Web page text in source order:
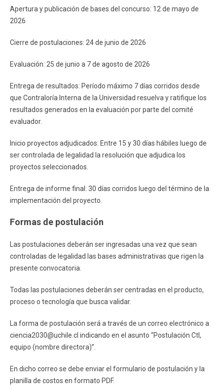
Apertura y publicación de bases del concurso: 12 de mayo de
2026
Cierre de postulaciones: 24 de junio de 2026
Evaluación: 25 de junio a 7 de agosto de 2026
Entrega de resultados: Período máximo 7 días corridos desde
que Contraloría Interna de la Universidad resuelva y ratifique los
resultados generados en la evaluación por parte del comité
evaluador.
Inicio proyectos adjudicados: Entre 15 y 30 días hábiles luego de
ser controlada de legalidad la resolución que adjudica los
proyectos seleccionados.
Entrega de informe final: 30 días corridos luego del término de la
implementación del proyecto.
Formas de postulación
Las postulaciones deberán ser ingresadas una vez que sean
controladas de legalidad las bases administrativas que rigen la
presente convocatoria.
Todas las postulaciones deberán ser centradas en el producto,
proceso o tecnología que busca validar.
La forma de postulación será a través de un correo electrónico a
ciencia2030@uchile.cl indicando en el asunto “Postulación CtI,
equipo (nombre directora)”.
En dicho correo se debe enviar el formulario de postulación y la
planilla de costos en formato PDF.